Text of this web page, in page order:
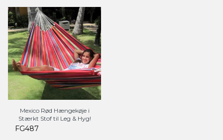
Mexico Rød Hængekøje i
Stærkt Stof til Leg & Hyg!
FG487